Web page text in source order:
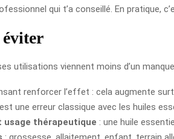
qui t’a conseillé. En pratique,
utilisations viennent moins d’un
renforcer l’effet : cela augmente
une erreur classique avec les huiles
usage thérapeutique : une huile